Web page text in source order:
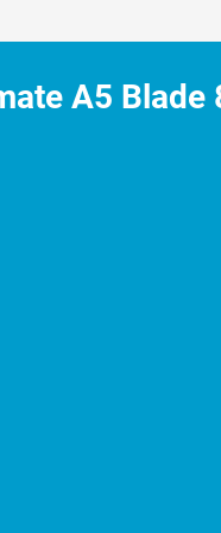
tondeuse
het belangrijk om na het
af te halen en
of oxideren.
A5 Blade